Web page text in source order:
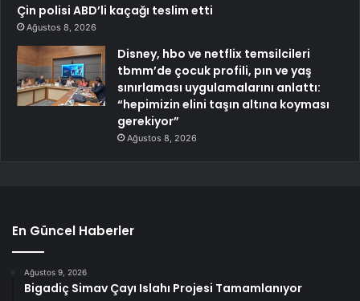
Çin polisi ABD’li kaçağı teslim etti
Ağustos 8, 2026
Disney, hbo ve netflix temsilcileri
tbmm’de çocuk profili, pın ve yaş
sınırlaması uygulamalarını anlattı:
“hepimizin elini taşın altına koyması
gerekiyor”
Ağustos 8, 2026
En Güncel Haberler
Ağustos 9, 2026
Bigadiç Simav Çayı Islahı Projesi Tamamlanıyor